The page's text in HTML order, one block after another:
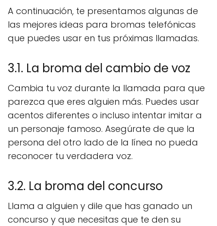
A continuación, te presentamos algunas de
las mejores ideas para bromas telefónicas
que puedes usar en tus próximas llamadas.
3.1. La broma del cambio de voz
Cambia tu voz durante la llamada para que
parezca que eres alguien más. Puedes usar
acentos diferentes o incluso intentar imitar a
un personaje famoso. Asegúrate de que la
persona del otro lado de la línea no pueda
reconocer tu verdadera voz.
3.2. La broma del concurso
Llama a alguien y dile que has ganado un
concurso y que necesitas que te den su